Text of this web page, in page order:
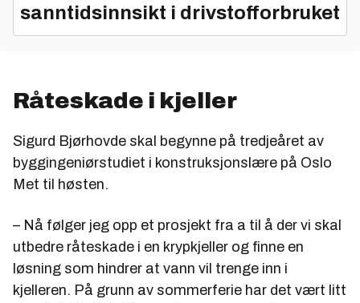
sanntidsinnsikt i drivstofforbruket
Råteskade i kjeller
Sigurd Bjørhovde skal begynne på tredjeåret av
byggingeniørstudiet i konstruksjonslære på Oslo
Met til høsten.
– Nå følger jeg opp et prosjekt fra a til å der vi skal
utbedre råteskade i en krypkjeller og finne en
løsning som hindrer at vann vil trenge inn i
kjelleren. På grunn av sommerferie har det vært litt